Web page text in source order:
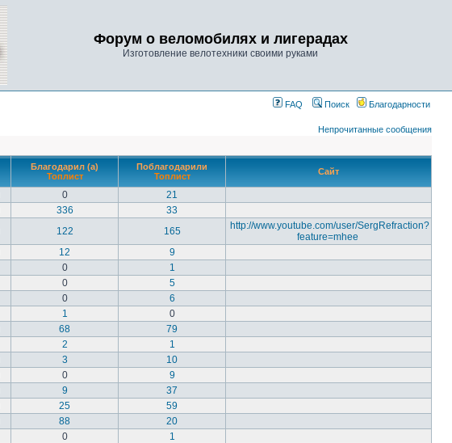
Форум о веломобилях и лигерадах
Изготовление велотехники своими руками
FAQ Поиск Благодарности
Непрочитанные сообщения
Благодарил (а)
Топлист
Поблагодарили
Топлист
Сайт
0
21
336
33
122 165
http://www.youtube.com/user/SergRefraction?
feature=mhee
12
9
0
1
0
5
0
6
1
0
68
79
2
1
3
10
0
9
9
37
25
59
88
20
0
1